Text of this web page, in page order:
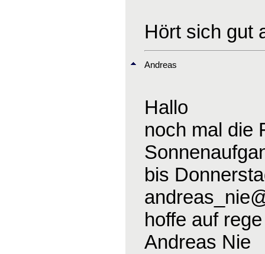
Hört sich gut
Andreas
Hallo
noch mal die
bis
hoffe auf
Andreas Nie